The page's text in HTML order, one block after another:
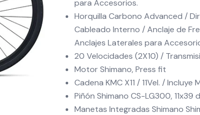
para Accesorios.
Horquilla Carbono Advanced /
Cableado Interno / Anclaje de
Anclajes Laterales para
20 Velocidades (2X10) /
Motor Shimano, Press fit
Cadena KMC X11 / 11Vel. / Incluye
Piñón Shimano CS-LG300, 11x39
Manetas Integradas Shimano